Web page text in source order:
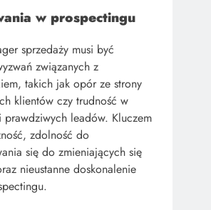
w prospectingu
sprzedaży musi być
związanych z
takich jak opór ze strony
klientów czy trudność w
prawdziwych leadów. Kluczem
zdolność do
się do zmieniających się
nieustanne doskonalenie